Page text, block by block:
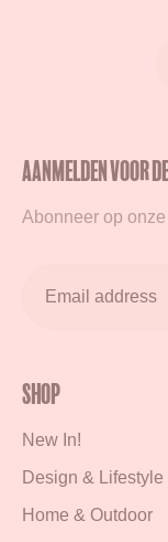
Aanmelden voor
Abonneer op
Shop
New In!
Design & Lifestyle
Home & Outdoor